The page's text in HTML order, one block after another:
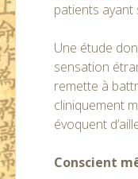
patients ayant
Une étude
sensation
remette à
cliniquement
évoquent
Conscient